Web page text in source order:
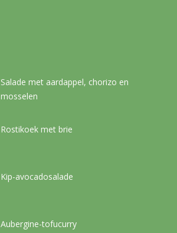
Salade met aardappel, chorizo en
mosselen
Rostikoek met brie
Kip-avocadosalade
Aubergine-tofucurry